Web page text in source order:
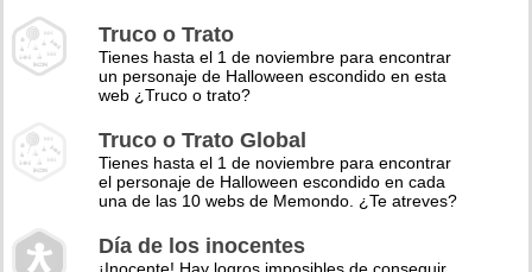
Truco o Trato
Tienes hasta el 1 de noviembre para encontrar
un personaje de Halloween escondido en esta
web ¿Truco o trato?
Truco o Trato Global
Tienes hasta el 1 de noviembre para encontrar
el personaje de Halloween escondido en cada
una de las 10 webs de Memondo. ¿Te atreves?
Día de los inocentes